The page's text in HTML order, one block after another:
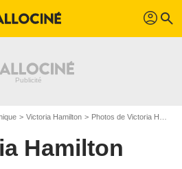
profil search
Victoria Hamilton Photos de Victoria Hamilton
Hamilton